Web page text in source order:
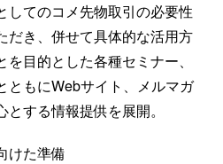
してのコメ先物取引の必要性
だき、併せて具体的な活用方
目的とした各種セミナー、
ともにWebサイト、メルマガ
する情報提供を展開。
けた準備